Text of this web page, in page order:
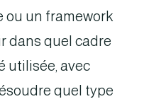
ou un framework
dans quel cadre
utilisée, avec
quel type